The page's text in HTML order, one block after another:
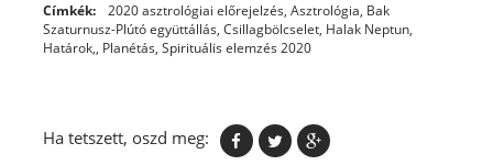
Címkék: 2020 asztrológiai előrejelzés, Asztrológia, Bak
Szaturnusz-Plútó együttállás, Csillagbölcselet, Halak Neptun,
Határok,, Planétás, Spirituális elemzés 2020
Ha tetszett, oszd meg: